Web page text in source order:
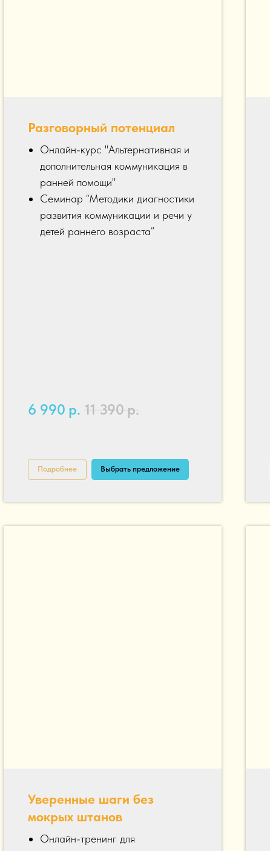
Разговорный потенциал
Онлайн-курс "Альтернативная и
дополнительная коммуникация в
ранней помощи"
Семинар “Методики диагностики
развития коммуникации и речи у
детей раннего возраста”
6 990 р. 11 390р.
Подробнее Выбрать предложение
Уверенные шаги без
мокрых штанов
Онлайн-тренинг для